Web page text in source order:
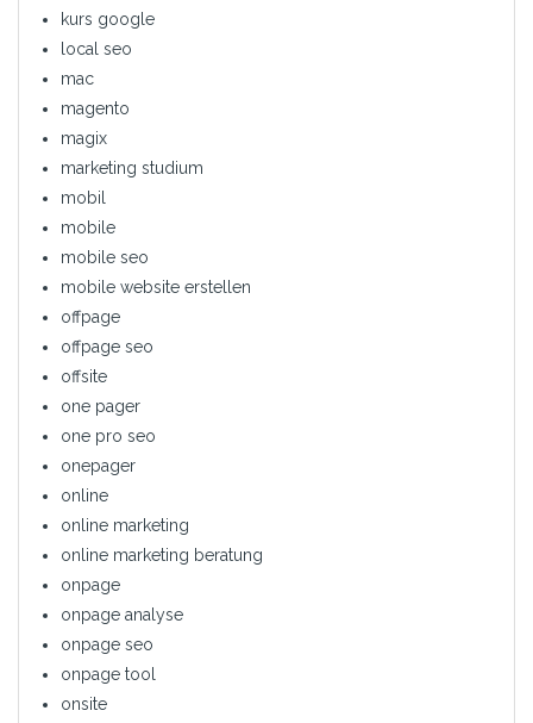
kurs google
local seo
mac
magento
magix
marketing studium
mobil
mobile
mobile seo
mobile website erstellen
offpage
offpage seo
offsite
one pager
one pro seo
onepager
online
online marketing
online marketing beratung
onpage
onpage analyse
onpage seo
onpage tool
onsite